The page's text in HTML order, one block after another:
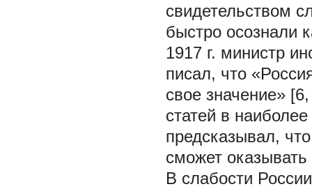
свидетельством
быстро осознали
1917 г. министр
писал, что
свое значение»
статей в
предсказывал,
сможет
В слабости